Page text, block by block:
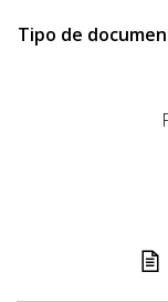
Tipo de